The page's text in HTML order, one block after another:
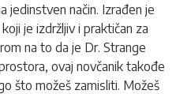
jedinstven način. Izrađen je
je izdržljiv i praktičan za
na to da je Dr. Strange
ovaj novčanik takođe
što možeš zamisliti. Možeš